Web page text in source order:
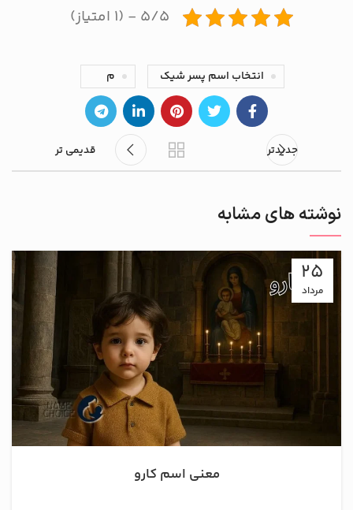
۵/۵ - (۱ امتیاز)
انتخاب اسم پسر شیک م
جدیدتر قدیمی تر
نوشته های مشابه
25
مرداد
معنی اسم کارو